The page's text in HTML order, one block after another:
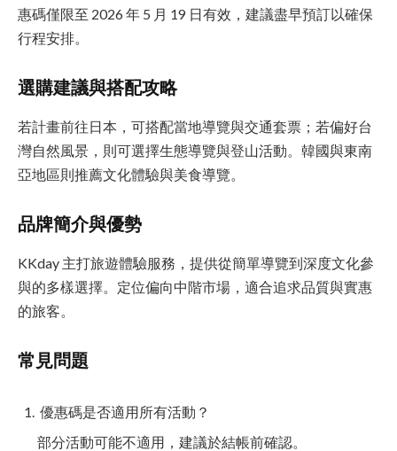
惠碼僅限至 2026 年 5 月 19 日有效，建議盡早預訂以確保
行程安排。
選購建議與搭配攻略
若計畫前往日本，可搭配當地導覽與交通套票；若偏好台
灣自然風景，則可選擇生態導覽與登山活動。韓國與東南
亞地區則推薦文化體驗與美食導覽。
品牌簡介與優勢
KKday 主打旅遊體驗服務，提供從簡單導覽到深度文化參
與的多樣選擇。定位偏向中階市場，適合追求品質與實惠
的旅客。
常見問題
優惠碼是否適用所有活動？
部分活動可能不適用，建議於結帳前確認。